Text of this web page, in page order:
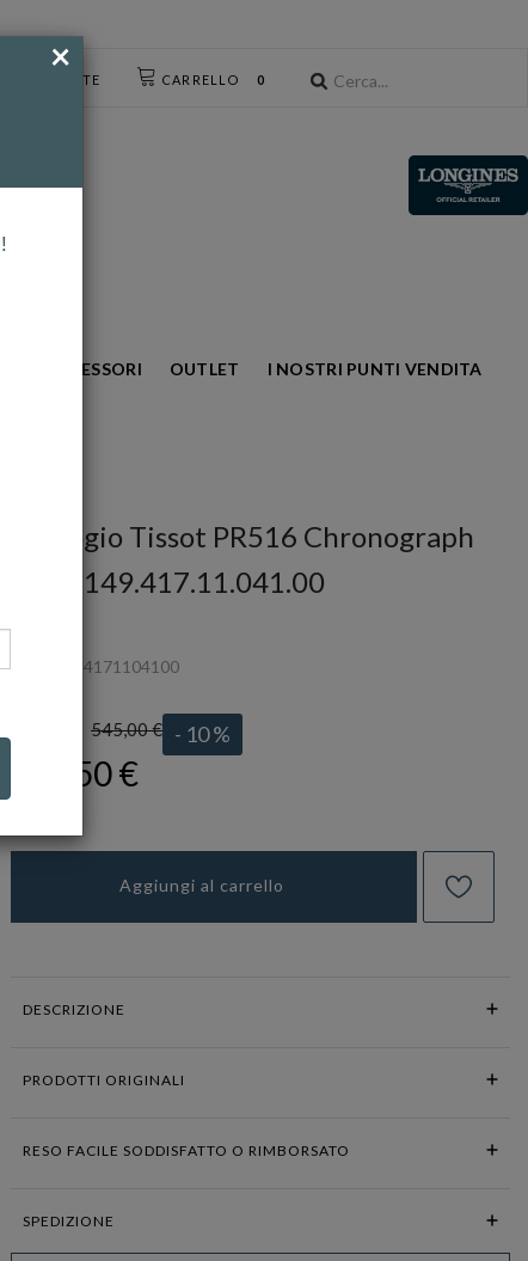
CARRELLO 0
UTENTE
ACCESSORI OUTLET I NOSTRI PUNTI VENDITA
Orologio Tissot PR516 Chronograph
Ref. T149.417.11.041.00
T1494171104100
545,00 € - 10 %
490,50 €
Aggiungi al carrello
DESCRIZIONE
PRODOTTI ORIGINALI
RESO FACILE SODDISFATTO O RIMBORSATO
SPEDIZIONE
×